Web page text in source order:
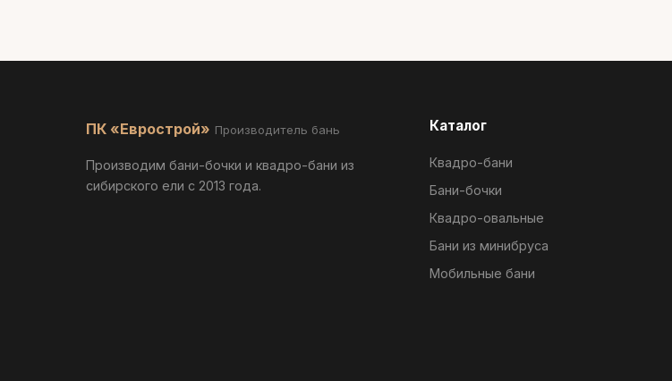
ПК «Еврострой» Производитель бань
Производим бани-бочки и квадро-бани из
сибирского ели с 2013 года.
Каталог
Квадро-бани
Бани-бочки
Квадро-овальные
Бани из минибруса
Мобильные бани